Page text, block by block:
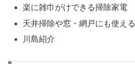
楽に雑巾がけできる掃除家電
天井掃除や窓・網戸にも使える
川島紹介